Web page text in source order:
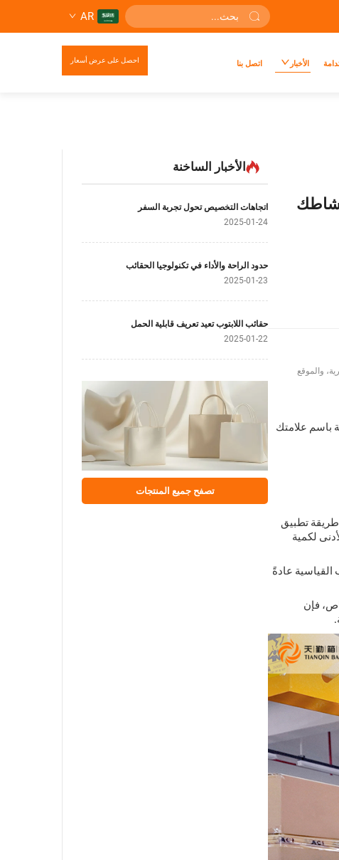
AR
الأخبار اتصل بنا احصل على عرض أسعار
والموقع
باسم علامتك
طريقة تطبيق
١٥ و٢٥ يومًا — كما أن الحد الأدنى لكمية
القياسية عادةً
فإن
الأخبار الساخنة
اتجاهات التخصيص تحول تجربة السفر
2025-01-24
حدود الراحة والأداء في تكنولوجيا الحقائب
2025-01-23
حقائب اللابتوب تعيد تعريف قابلية الحمل
2025-01-22
تصفح جميع المنتجات